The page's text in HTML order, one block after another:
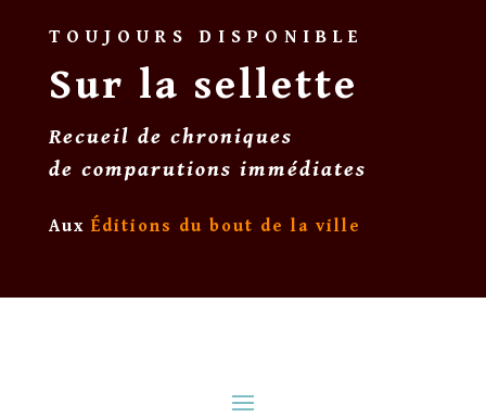
TOUJOURS DISPONIBLE
Sur la sellette
Recueil de chroniques
de comparutions immédiates
Aux Éditions du bout de la ville